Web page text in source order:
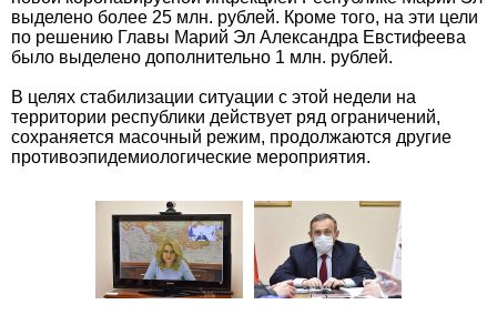
выделено более 25 млн. рублей. Кроме того, на эти цели
по решению Главы Марий Эл Александра Евстифеева
было выделено дополнительно 1 млн. рублей.
В целях стабилизации ситуации с этой недели на
территории республики действует ряд ограничений,
сохраняется масочный режим, продолжаются другие
противоэпидемиологические мероприятия.